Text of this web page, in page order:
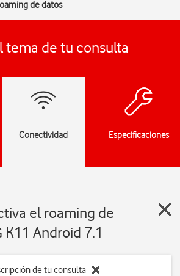
de datos
tema de tu consulta
Conectividad Especificaciones
el roaming de
K11 Android 7.1
de tu consulta